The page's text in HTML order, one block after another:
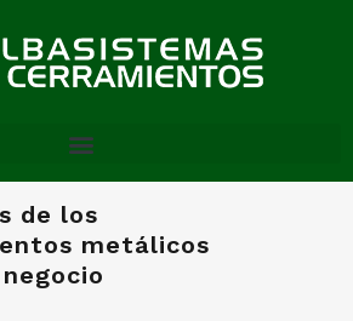
de los
metálicos